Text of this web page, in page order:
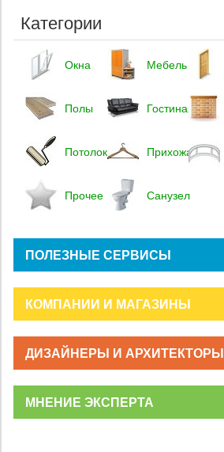
Категории
Окна Мебель
Полы Гостиная
Потолок Прихожая
Прочее Санузел
ПОЛЕЗНЫЕ СЕРВИСЫ
КОМПАНИИ И МАГАЗИНЫ
ДИЗАЙНЕРЫ И АРХИТЕКТОРЫ
МНЕНИЕ ЭКСПЕРТА